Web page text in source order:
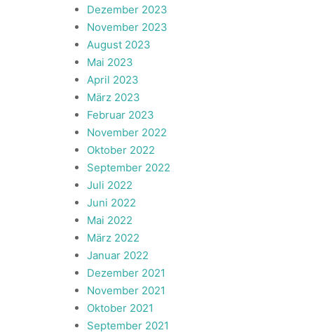
Dezember 2023
November 2023
August 2023
Mai 2023
April 2023
März 2023
Februar 2023
November 2022
Oktober 2022
September 2022
Juli 2022
Juni 2022
Mai 2022
März 2022
Januar 2022
Dezember 2021
November 2021
Oktober 2021
September 2021